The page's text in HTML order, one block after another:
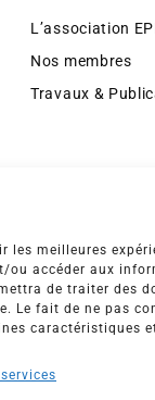
les meilleures
ou accéder aux
de traiter des
Le fait de ne pas
caractéristiques
L’association
Nos membres
Travaux &